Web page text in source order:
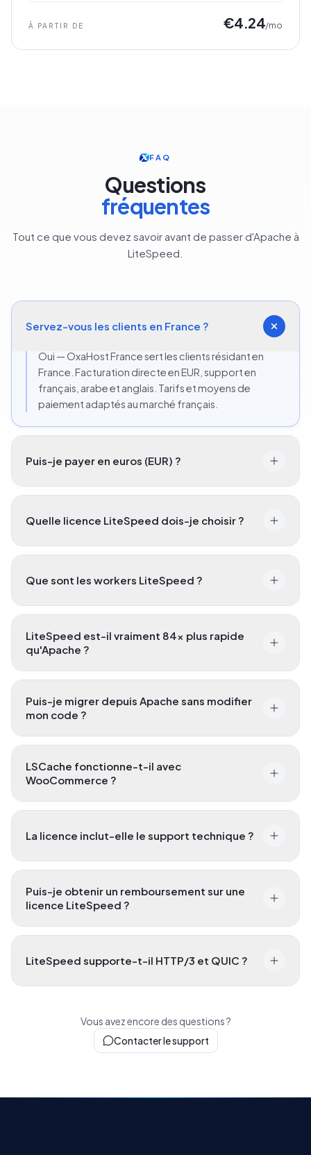
À PARTIR DE €4.24/mo
FAQ
Questions
fréquentes
Tout ce que vous devez savoir avant de passer d'Apache à
LiteSpeed.
Servez-vous les clients en France ?
Oui — OxaHost France sert les clients résidant en
France. Facturation directe en EUR, support en
français, arabe et anglais. Tarifs et moyens de
paiement adaptés au marché français.
Puis-je payer en euros (EUR) ?
Quelle licence LiteSpeed dois-je choisir ?
Que sont les workers LiteSpeed ?
LiteSpeed est-il vraiment 84× plus rapide
qu'Apache ?
Puis-je migrer depuis Apache sans modifier
mon code ?
LSCache fonctionne-t-il avec
WooCommerce ?
La licence inclut-elle le support technique ?
Puis-je obtenir un remboursement sur une
licence LiteSpeed ?
LiteSpeed supporte-t-il HTTP/3 et QUIC ?
Vous avez encore des questions ?
Contacter le support